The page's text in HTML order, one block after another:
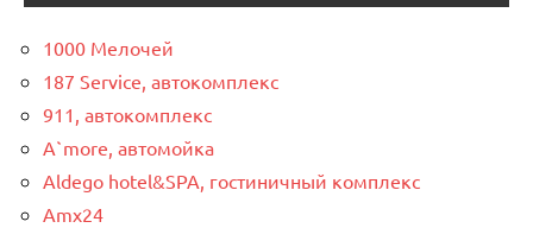
1000 Мелочей
187 Service, автокомплекс
911, автокомплекс
A`more, автомойка
Aldego hotel&SPA, гостиничный комплекс
Amx24